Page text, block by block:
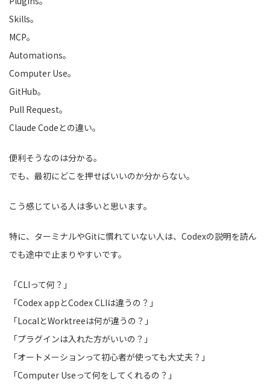
Skills。
MCP。
Automations。
Computer Use。
GitHub。
Pull Request。
Claude Codeとの違い。
便利そうなのは分かる。
でも、最初にどこを押せばいいのか分からない。
こう感じている人は多いと思います。
特に、ターミナルやGitに慣れていない人は、Codexの説明を読ん
でも途中で止まりやすいです。
「CLIって何？」
「Codex appとCodex CLIは違うの？」
「LocalとWorktreeは何が違うの？」
「プラグインは入れた方がいいの？」
「オートメーションって初心者が使っても大丈夫？」
「Computer Useって何をしてくれるの？」